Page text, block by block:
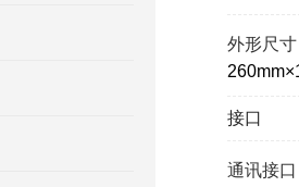
外形尺
接口
通讯接